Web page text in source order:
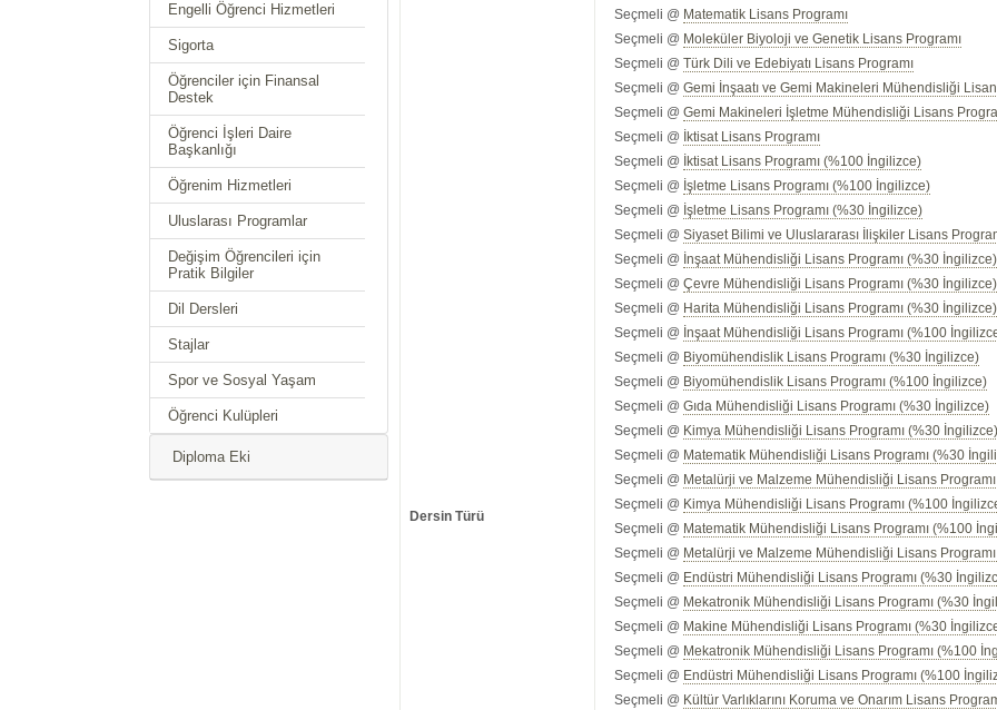
Engelli Öğrenci Hizmetleri
Sigorta
Öğrenciler için Finansal
Destek
Öğrenci İşleri Daire
Başkanlığı
Öğrenim Hizmetleri
Uluslarası Programlar
Değişim Öğrencileri için
Pratik Bilgiler
Dil Dersleri
Stajlar
Spor ve Sosyal Yaşam
Öğrenci Kulüpleri
Diploma Eki
Dersin Türü
Seçmeli @ Matematik Lisans Programı
Seçmeli @ Moleküler Biyoloji ve Genetik Lisans Programı
Seçmeli @Türk Dili ve Edebiyatı Lisans Programı
Seçmeli @Gemi İnşaatı ve Gemi Makineleri Mühendisliği
Seçmeli @Gemi Makineleri İşletme Mühendisliği Lisans
Seçmeli @
İktisat Lisans Programı
Seçmeli @
İktisat Lisans Programı (%100 İngilizce)
Seçmeli @ İşletme Lisans Programı (%100 İngilizce)
Seçmeli @ İşletme Lisans Programı (%30 İngilizce)
Seçmeli @Siyaset Bilimi ve Uluslararası İlişkiler Lisans
Seçmeli @ İnşaat Mühendisliği Lisans Programı (%30 İngilizce)
Seçmeli @Çevre Mühendisliği Lisans Programı (%30 İngilizce)
Seçmeli @ Harita Mühendisliği Lisans Programı (%30 İngilizce)
Seçmeli @ İnşaat Mühendisliği Lisans Programı (%100
Seçmeli @ Biyomühendislik Lisans Programı (%30 İngilizce)
Seçmeli @ Biyomühendislik Lisans Programı (%100 İngilizce)
Seçmeli @Gıda Mühendisliği Lisans Programı (%30 İngilizce)
Seçmeli @ Kimya Mühendisliği Lisans Programı (%30
Seçmeli @ Matematik Mühendisliği Lisans Programı (%30
Seçmeli @ Metalürji ve Malzeme Mühendisliği Lisans
Seçmeli @ Kimya Mühendisliği Lisans Programı (%100
Seçmeli @ Matematik Mühendisliği Lisans Programı (%100
Seçmeli @ Metalürji ve Malzeme Mühendisliği Lisans
Seçmeli @ Endüstri Mühendisliği Lisans Programı (%30
Seçmeli @ Mekatronik Mühendisliği Lisans Programı (%30
Seçmeli @ Makine Mühendisliği Lisans Programı (%30
Seçmeli @ Mekatronik Mühendisliği Lisans Programı (%100
Seçmeli @ Endüstri Mühendisliği Lisans Programı (%100
Seçmeli @ Kültür Varlıklarını Koruma ve Onarım Lisans